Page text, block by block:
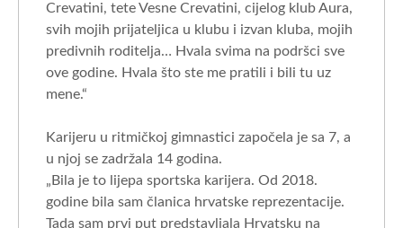
Crevatini, tete Vesne Crevatini, cijelog klub Aura,
svih mojih prijateljica u klubu i izvan kluba, mojih
predivnih roditelja… Hvala svima na podršci sve
ove godine. Hvala što ste me pratili i bili tu uz
mene.“
Karijeru u ritmičkoj gimnastici započela je sa 7, a
u njoj se zadržala 14 godina.
„Bila je to lijepa sportska karijera. Od 2018.
godine bila sam članica hrvatske reprezentacije.
Tada sam prvi put predstavljala Hrvatsku na